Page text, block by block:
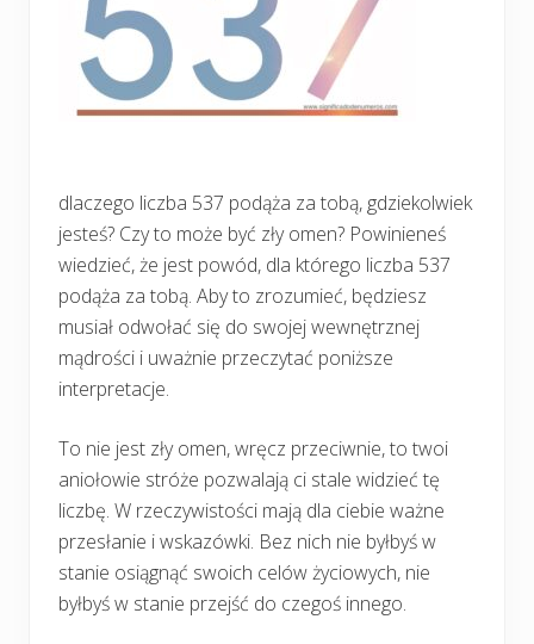
dlaczego liczba 537 podąża za tobą, gdziekolwiek
jesteś? Czy to może być zły omen? Powinieneś
wiedzieć, że jest powód, dla którego liczba 537
podąża za tobą. Aby to zrozumieć, będziesz
musiał odwołać się do swojej wewnętrznej
mądrości i uważnie przeczytać poniższe
interpretacje.
To nie jest zły omen, wręcz przeciwnie, to twoi
aniołowie stróże pozwalają ci stale widzieć tę
liczbę. W rzeczywistości mają dla ciebie ważne
przesłanie i wskazówki. Bez nich nie byłbyś w
stanie osiągnąć swoich celów życiowych, nie
byłbyś w stanie przejść do czegoś innego.